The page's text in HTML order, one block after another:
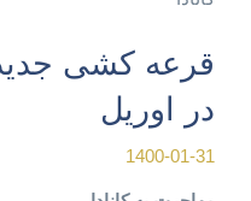
قرعه کشی
در اوریل
1400-01-31